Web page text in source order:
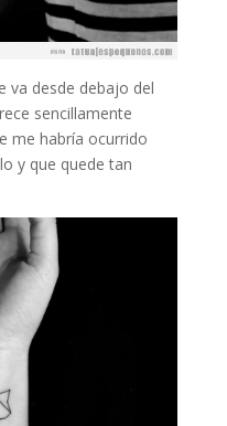
va desde debajo del
sencillamente
me habría ocurrido
y que quede tan